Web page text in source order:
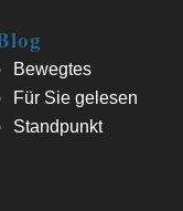
Bewegtes
Für Sie gelesen
Standpunkt